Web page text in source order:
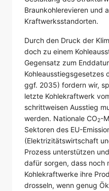
Braunkohlerevieren und
Kraftwerksstandorten.
Durch den Druck der
doch zu einem
Gegensatz zum
Kohleausstiegsgesetzes
ggf. 2035) fordern wir,
letzte Kohlekraftwerk
schrittweisen Ausstieg
werden. Nationale CO2-
Sektoren des EU-
(Elektrizitätswirtschaft
Prozess unterstützen
dafür sorgen, dass noch
Kohlekraftwerke ihre
drosseln, wenn genug